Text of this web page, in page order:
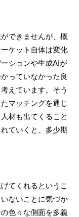
できませんが、概
ケット自体は変化
ションや生成AIが
っていなかった良
えています。そう
マッチングを通じ
材も出てくること
ていくと、多少期
てくれるというこ
ないことに気づか
色々な側面を多義